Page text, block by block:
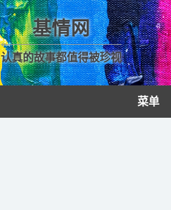
基情网
认真的故事都值得被珍视
菜单